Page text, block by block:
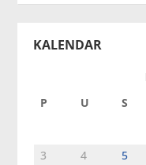
KALENDAR
P U S
3
4 5